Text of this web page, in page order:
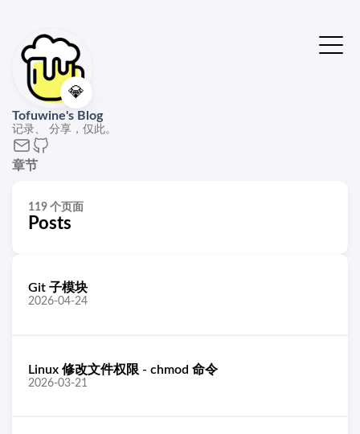
💎
Tofuwine's Blog
记录、 分享，仅此。
章节
119 个页面
Posts
Git 子模块
2026-04-24
Linux 修改文件权限 - chmod 命令
2026-03-21